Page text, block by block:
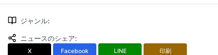
ジャンル:
ニュースのシェア:
X Facebook LINE 印刷